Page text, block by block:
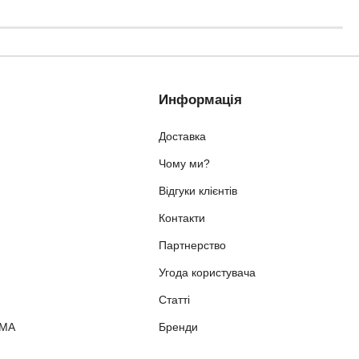
Информація
Доставка
Чому ми?
Відгуки клієнтів
Контакти
Партнерство
Угода користувача
Статті
Бренди